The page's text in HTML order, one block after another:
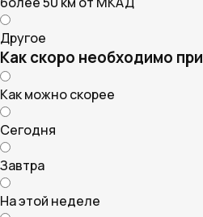
Другое
Как скоро необходимо
Как можно скорее
Сегодня
Завтра
На этой неделе